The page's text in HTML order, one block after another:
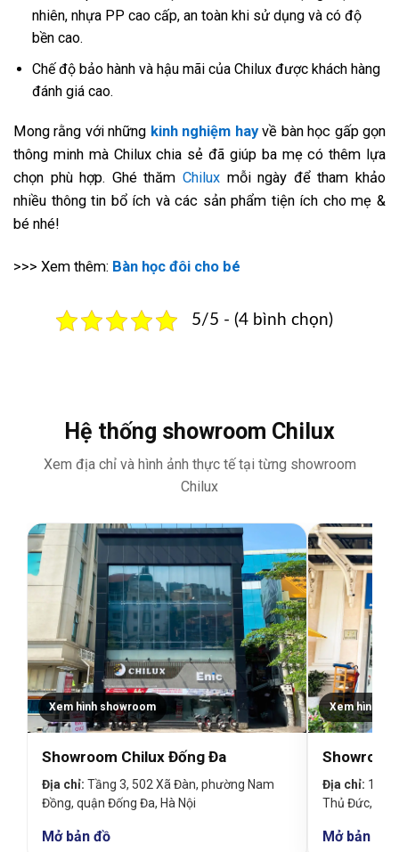
nhiên, nhựa PP cao cấp, an toàn khi sử dụng và có độ
bền cao.
Chế độ bảo hành và hậu mãi của Chilux được khách hàng
đánh giá cao.
Mong rằng với những kinh nghiệm hay về bàn học gấp gọn
thông minh mà Chilux chia sẻ đã giúp ba mẹ có thêm lựa
chọn phù hợp. Ghé thăm Chilux mỗi ngày để tham khảo
nhiều thông tin bổ ích và các sản phẩm tiện ích cho mẹ &
bé nhé!
>>> Xem thêm: Bàn học đôi cho bé
5/5 - (4 bình chọn)
Hệ thống showroom Chilux
Xem địa chỉ và hình ảnh thực tế tại từng showroom
Chilux
Xem hình showroom
Showroom Chilux Đống Đa
Địa chỉ: Tầng 3, 502 Xã Đàn, phường Nam
Đồng, quận Đống Đa, Hà Nội
Mở bản đồ
Xem hình
Địa chỉ: 19
Thủ Đức,
Mở bản đồ